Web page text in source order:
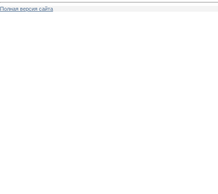
Полная версия сайта